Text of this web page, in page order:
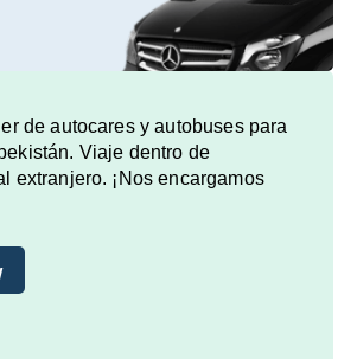
de autocares y autobuses para
Viaje dentro de
extranjero. ¡Nos encargamos